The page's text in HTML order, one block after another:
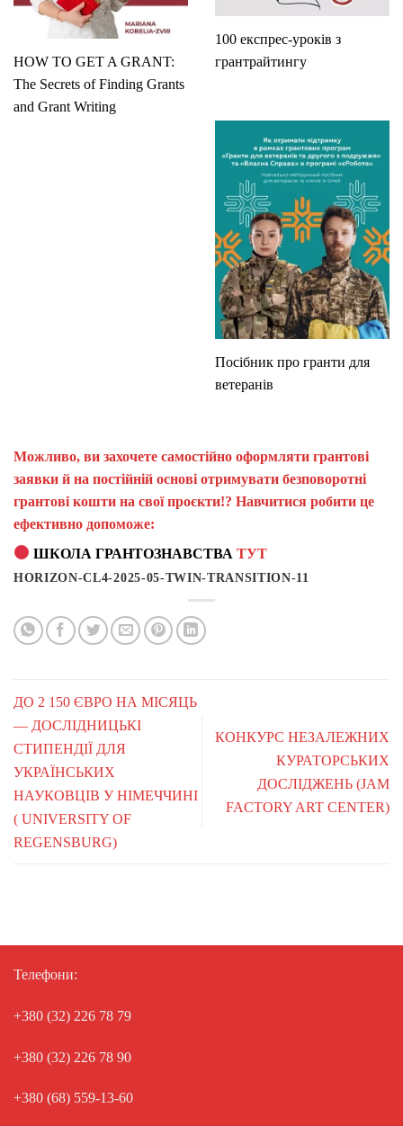
100 експрес-уроків з
грантрайтингу
HOW TO GET A GRANT:
The Secrets of Finding Grants
and Grant Writing
Посібник про гранти для
ветеранів
Можливо, ви захочете самостійно оформляти грантові
заявки й на постійній основі отримувати безповоротні
грантові кошти на свої проєкти!? Навчитися робити це
ефективно допоможе:
ШКОЛА ГРАНТОЗНАВСТВАТУТ
HORIZON-CL4-2025-05-TWIN-TRANSITION-11
ДО 2 150 ЄВРО НА МІСЯЦЬ
— ДОСЛІДНИЦЬКІ
СТИПЕНДІЇ ДЛЯ
УКРАЇНСЬКИХ
НАУКОВЦІВ У НІМЕЧЧИНІ
( UNIVERSITY OF
REGENSBURG)
КОНКУРС НЕЗАЛЕЖНИХ
КУРАТОРСЬКИХ
ДОСЛІДЖЕНЬ (JAM
FACTORY ART CENTER)
Телефони:
+380 (32) 226 78 79
+380 (32) 226 78 90
+380 (68) 559-13-60